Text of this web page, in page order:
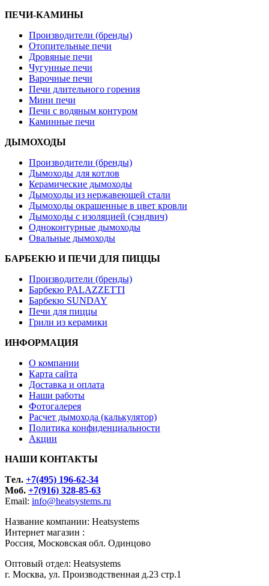
ПЕЧИ-КАМИНЫ
Производители (бренды)
Отопительные печи
Дровяные печи
Чугунные печи
Варочные печи
Печи длительного горения
Мини печи
Печи с водяным контуром
Каминные печи
ДЫМОХОДЫ
Производители (бренды)
Дымоходы для котлов
Керамические дымоходы
Дымоходы из нержавеющей стали
Дымоходы окрашенные в цвет кровли
Дымоходы с изоляцией (сэндвич)
Одноконтурные дымоходы
Овальные дымоходы
БАРБЕКЮ И ПЕЧИ ДЛЯ ПИЦЦЫ
Производители (бренды)
Барбекю PALAZZETTI
Барбекю SUNDAY
Печи для пиццы
Грили из керамики
ИНФОРМАЦИЯ
О компании
Карта сайта
Доставка и оплата
Наши работы
Фотогалерея
Расчет дымохода (калькулятор)
Политика конфиденциальности
Акции
НАШИ КОНТАКТЫ
Tел. +7(495) 196-62-34
Моб. +7(916) 328-85-63
Email: info@heatsystems.ru
Название компании: Heatsystems
Интернет магазин :
Россия, Московская обл. Одинцово
Оптовый отдел: Heatsystems
г. Москва, ул. Производственная д.23 стр.1